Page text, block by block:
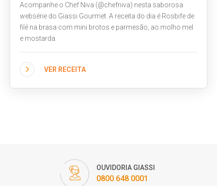
Acompanhe o Chef Niva (@chefniva) nesta saborosa
websérie do Giassi Gourmet. A receita do dia é Rosbife de
filé na brasa com mini brotos e parmesão, ao molho mel
e mostarda.
VER RECEITA
OUVIDORIA GIASSI
0800 648 0001